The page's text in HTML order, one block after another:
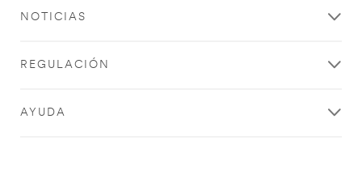
NOTICIAS
REGULACIÓN
AYUDA